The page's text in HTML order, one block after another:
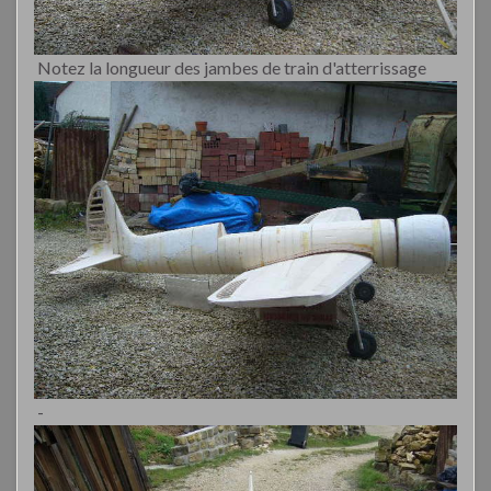
Notez la longueur des jambes de train d'atterrissage
-